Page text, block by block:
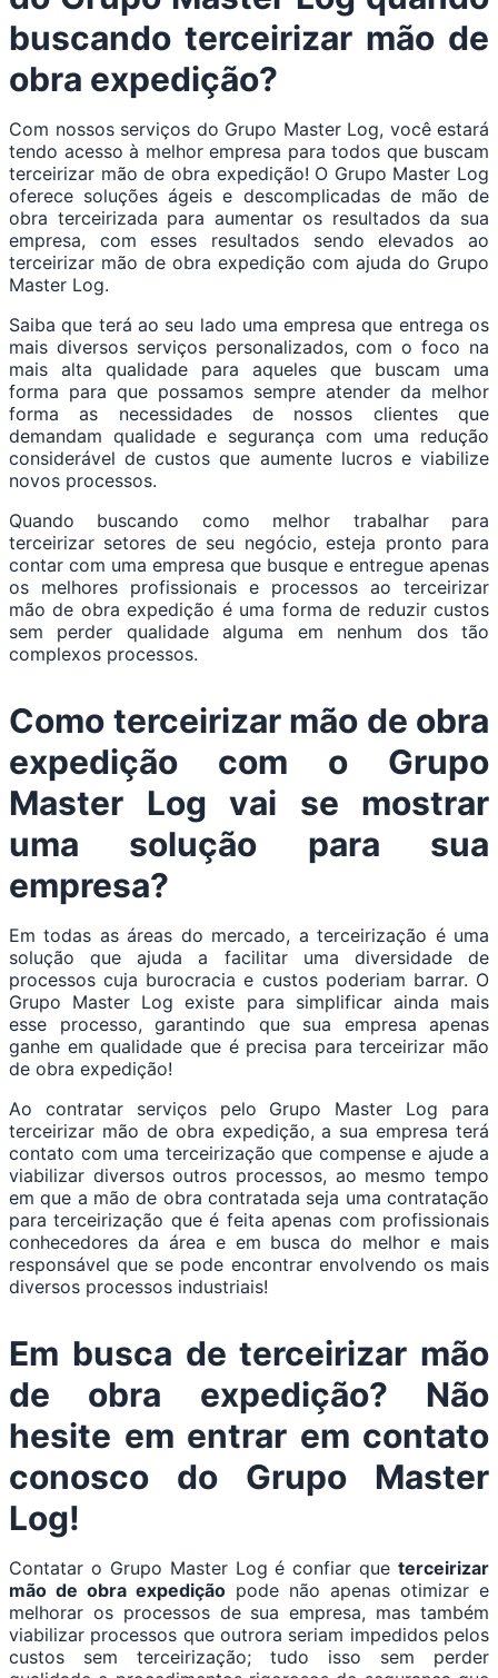
buscando terceirizar mão de
obra expedição?
Com nossos serviços do Grupo Master Log, você estará
tendo acesso à melhor empresa para todos que buscam
terceirizar mão de obra expedição! O Grupo Master Log
oferece soluções ágeis e descomplicadas de mão de
obra terceirizada para aumentar os resultados da sua
empresa, com esses resultados sendo elevados ao
terceirizar mão de obra expedição com ajuda do Grupo
Master Log.
Saiba que terá ao seu lado uma empresa que entrega os
mais diversos serviços personalizados, com o foco na
mais alta qualidade para aqueles que buscam uma
forma para que possamos sempre atender da melhor
forma as necessidades de nossos clientes que
demandam qualidade e segurança com uma redução
considerável de custos que aumente lucros e viabilize
novos processos.
Quando buscando como melhor trabalhar para
terceirizar setores de seu negócio, esteja pronto para
contar com uma empresa que busque e entregue apenas
os melhores profissionais e processos ao terceirizar
mão de obra expedição é uma forma de reduzir custos
sem perder qualidade alguma em nenhum dos tão
complexos processos.
Como terceirizar mão de obra
expedição com o Grupo
Master Log vai se mostrar
uma solução para sua
empresa?
Em todas as áreas do mercado, a terceirização é uma
solução que ajuda a facilitar uma diversidade de
processos cuja burocracia e custos poderiam barrar. O
Grupo Master Log existe para simplificar ainda mais
esse processo, garantindo que sua empresa apenas
ganhe em qualidade que é precisa para terceirizar mão
de obra expedição!
Ao contratar serviços pelo Grupo Master Log para
terceirizar mão de obra expedição, a sua empresa terá
contato com uma terceirização que compense e ajude a
viabilizar diversos outros processos, ao mesmo tempo
em que a mão de obra contratada seja uma contratação
para terceirização que é feita apenas com profissionais
conhecedores da área e em busca do melhor e mais
responsável que se pode encontrar envolvendo os mais
diversos processos industriais!
Em busca de terceirizar mão
de obra expedição? Não
hesite em entrar em contato
conosco do Grupo Master
Log!
Contatar o Grupo Master Log é confiar que terceirizar
mão de obra expedição pode não apenas otimizar e
melhorar os processos de sua empresa, mas também
viabilizar processos que outrora seriam impedidos pelos
custos sem terceirização; tudo isso sem perder